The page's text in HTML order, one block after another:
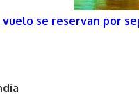
se reservan por